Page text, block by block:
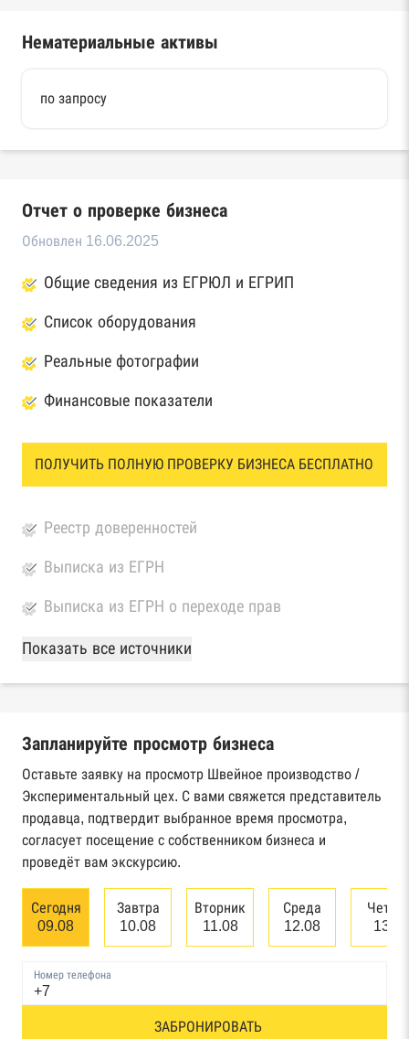
Нематериальные активы
по запросу
Отчет о проверке бизнеса
Обновлен 16.06.2025
Общие сведения из ЕГРЮЛ и ЕГРИП
Список оборудования
Реальные фотографии
Финансовые показатели
ПОЛУЧИТЬ ПОЛНУЮ ПРОВЕРКУ БИЗНЕСА БЕСПЛАТНО
Реестр доверенностей
Выписка из ЕГРН
Выписка из ЕГРН о переходе прав
База Росстата
Реестры ЕГРЮЛ и ЕГРИП Федеральной
Реестр государственных контрактов
Федерального казначейства
Картотека арбитражных дел Высшего
арбитражного суда
Единый федеральный реестр сведений о
банкротстве юридических лиц
Реестр товарных знаков и знаков обслуживания
Показать все источники
Запланируйте просмотр бизнеса
Оставьте заявку на просмотр Швейное производство /
Экспериментальный цех. С вами свяжется представитель
продавца, подтвердит выбранное время просмотра,
согласует посещение с собственником бизнеса и
проведёт вам экскурсию.
Сегодня
09.08
Завтра
10.08
Вторник
11.08
Среда
12.08
13.08
Номер телефона
ЗАБРОНИРОВАТЬ